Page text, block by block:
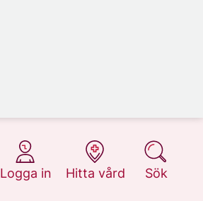
Logga in
på 1177.se
Hitta vård
på 1177.se
Sök
på 1177.se